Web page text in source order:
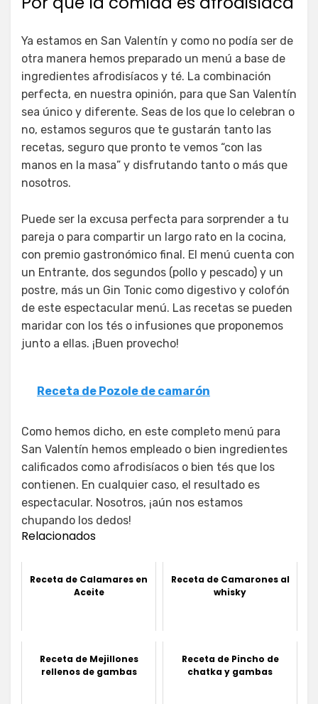
Ya estamos en San Valentín y como no podía ser de
otra manera hemos preparado un menú a base de
ingredientes afrodisíacos y té. La combinación
perfecta, en nuestra opinión, para que San Valentín
sea único y diferente. Seas de los que lo celebran o
no, estamos seguros que te gustarán tanto las
recetas, seguro que pronto te vemos “con las
manos en la masa” y disfrutando tanto o más que
nosotros.
Puede ser la excusa perfecta para sorprender a tu
pareja o para compartir un largo rato en la cocina,
con premio gastronómico final. El menú cuenta con
un Entrante, dos segundos (pollo y pescado) y un
postre, más un Gin Tonic como digestivo y colofón
de este espectacular menú. Las recetas se pueden
maridar con los tés o infusiones que proponemos
junto a ellas. ¡Buen provecho!
Receta de Pozole de camarón
Como hemos dicho, en este completo menú para
San Valentín hemos empleado o bien ingredientes
calificados como afrodisíacos o bien tés que los
contienen. En cualquier caso, el resultado es
espectacular. Nosotros, ¡aún nos estamos
chupando los dedos!
Relacionados
Receta de Calamares en
Aceite
Receta de Camarones al
whisky
Receta de Mejillones
rellenos de gambas
Receta de Pincho de
chatka y gambas